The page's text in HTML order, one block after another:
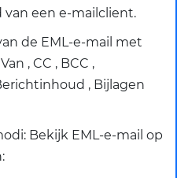
een e-mailclient.
de EML-e-mail met
, CC , BCC ,
, Bijlagen
Bekijk EML-e-mail op